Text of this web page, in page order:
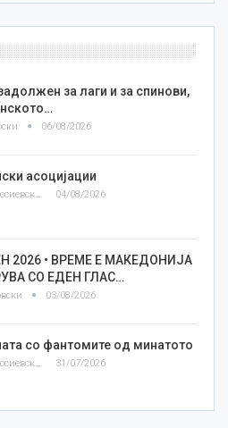
за лаги и за спинови,
06/08/2026
асоцијации
04/08/2026
2026 • ВРЕМЕ Е МАКЕДОНИЈА
СО ЕДЕН ГЛАС…
03/08/2026
со фантомите од минатото
Златко Теодосиевски 31/07/2026